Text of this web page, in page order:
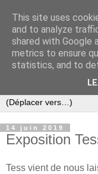
14 juin 2019
Exposition
Tess vient de nous
This site uses
and to analyze
shared with Google
metrics to ensure
statistics, and to